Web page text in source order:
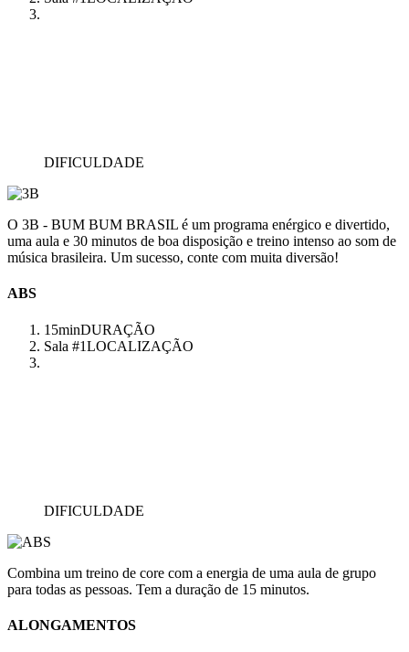
DIFICULDADE
O 3B - BUM BUM BRASIL é um programa enérgico e divertido,
uma aula e 30 minutos de boa disposição e treino intenso ao som de
música brasileira. Um sucesso, conte com muita diversão!
ABS
15minDURAÇÃO
Sala #1LOCALIZAÇÃO
DIFICULDADE
Combina um treino de core com a energia de uma aula de grupo
para todas as pessoas. Tem a duração de 15 minutos.
ALONGAMENTOS